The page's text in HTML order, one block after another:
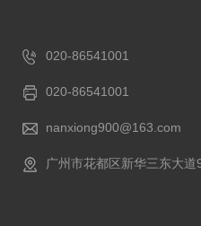
020-86541001
020-86541001
nanxiong900@163.com
广州市花都区新华三东大